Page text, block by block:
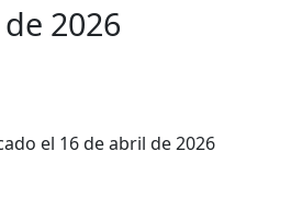
2026
el 16 de abril de 2026